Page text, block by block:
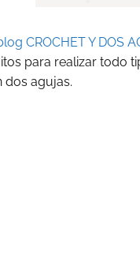
CROCHET Y DOS
para realizar todo
dos agujas.